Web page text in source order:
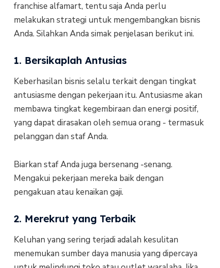
franchise alfamart, tentu saja Anda perlu
melakukan strategi untuk mengembangkan bisnis
Anda. Silahkan Anda simak penjelasan berikut ini.
1. Bersikaplah Antusias
Keberhasilan bisnis selalu terkait dengan tingkat
antusiasme dengan pekerjaan itu. Antusiasme akan
membawa tingkat kegembiraan dan energi positif,
yang dapat dirasakan oleh semua orang - termasuk
pelanggan dan staf Anda.
Biarkan staf Anda juga bersenang -senang.
Mengakui pekerjaan mereka baik dengan
pengakuan atau kenaikan gaji.
2. Merekrut yang Terbaik
Keluhan yang sering terjadi adalah kesulitan
menemukan sumber daya manusia yang dipercaya